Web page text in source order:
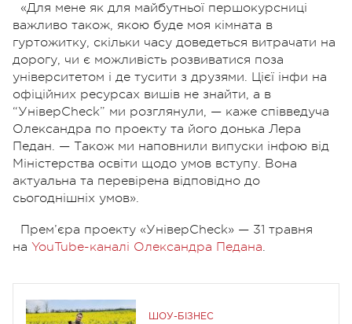
«Для мене як для майбутньої першокурсниці
важливо також, якою буде моя кімната в
гуртожитку, скільки часу доведеться витрачати на
дорогу, чи є можливість розвиватися поза
університетом і де тусити з друзями. Цієї інфи на
офіційних ресурсах вишів не знайти, а в
“УніверСheck” ми розглянули, — каже співведуча
Олександра по проекту та його донька Лера
Педан. — Також ми наповнили випуски інфою від
Міністерства освіти щодо умов вступу. Вона
актуальна та перевірена відповідно до
сьогоднішніх умов».
Прем’єра проекту «УніверСheck» — 31 травня
на YouTube-каналі Олександра Педана.
ШОУ-БІЗНЕС